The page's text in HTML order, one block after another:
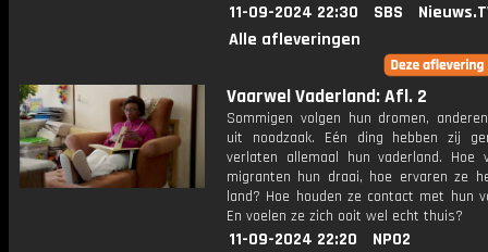
11-09-2024 22:30 SBS
Alle afleveringen
Vaarwel Vaderland: Afl. 2
Sommigen volgen hun dromen,
uit noodzaak. Eén ding hebben zij
verlaten allemaal hun vaderland. Hoe
migranten hun draai, hoe ervaren ze
land? Hoe houden ze contact met hun
En voelen ze zich ooit wel echt thuis?
11-09-2024 22:20
NPO2